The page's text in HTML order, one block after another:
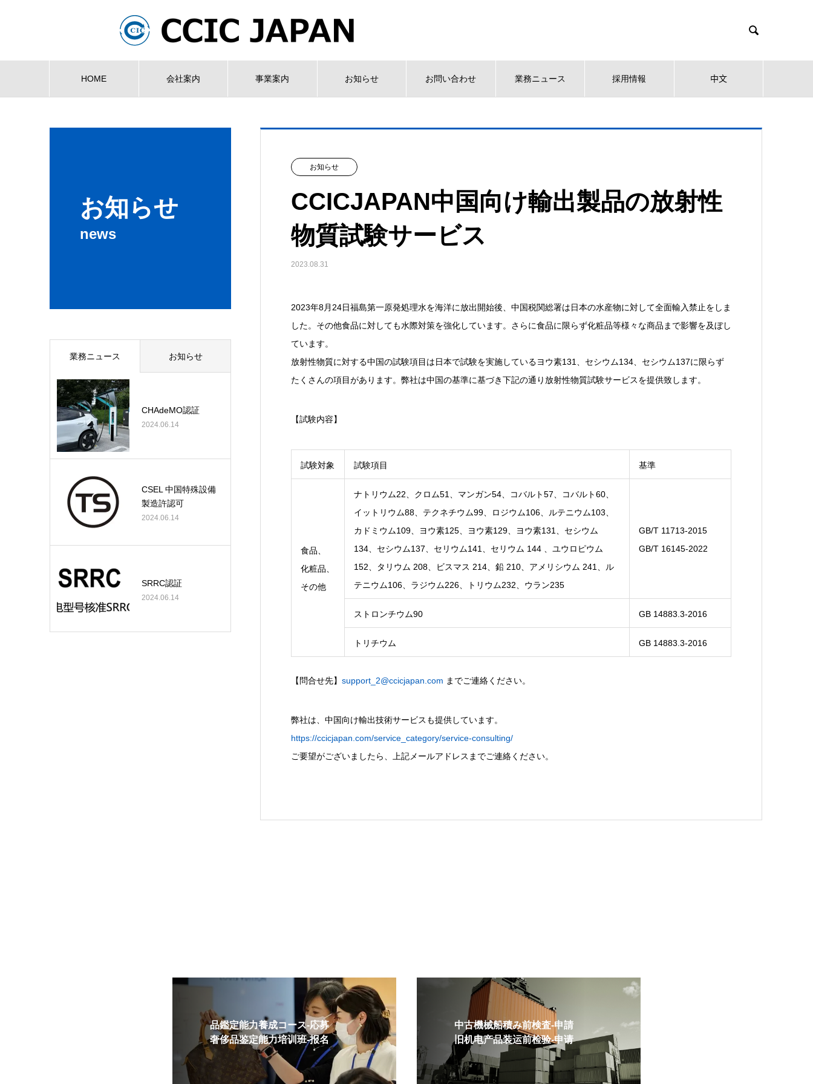

HOME 会社案内 事業案内 お知らせ お問い合わせ 業務ニュース 採用情報 中文
お知らせ
news
お知らせ
CCICJAPAN中国向け輸出製品の放射性
物質試験サービス
2023.08.31
2023年8月24日福島第一原発処理水を海洋に放出開始後、中国税関総署は日本の水産物に対して全面輸入禁止をしま
した。その他食品に対しても水際対策を強化しています。さらに食品に限らず化粧品等様々な商品まで影響を及ぼし
ています。
放射性物質に対する中国の試験項目は日本で試験を実施しているヨウ素131、セシウム134、セシウム137に限らず
たくさんの項目があります。弊社は中国の基準に基づき下記の通り放射性物質試験サービスを提供致します。
【試験内容】
試験対象 試験項目 基準
食品、
化粧品、
その他
ナトリウム22、クロム51、マンガン54、コバルト57、コバルト60、
イットリウム88、テクネチウム99、ロジウム106、ルテニウム103、
カドミウム109、ヨウ素125、ヨウ素129、ヨウ素131、セシウム
134、セシウム137、セリウム141、セリウム 144 、ユウロピウム
152、タリウム 208、ビスマス 214、鉛 210、アメリシウム 241、ル
テニウム106、ラジウム226、トリウム232、ウラン235
GB/T 11713-2015
GB/T 16145-2022
ストロンチウム90 GB 14883.3-2016
トリチウム GB 14883.3-2016
【問合せ先】 support_2@ccicjapan.com までご連絡ください。
弊社は、中国向け輸出技術サービスも提供しています。
https://ccicjapan.com/service_category/service-consulting/
ご要望がございましたら、上記メールアドレスまでご連絡ください。
業務ニュース お知らせ
CHAdeMO認証
2024.06.14
CSEL 中国特殊設備
製造許認可
2024.06.14
SRRC認証
2024.06.14
品鑑定能力養成コース-応募
奢侈品鉴定能力培训班-报名
中古機械船積み前検査-申請
旧机电产品装运前检验-申请